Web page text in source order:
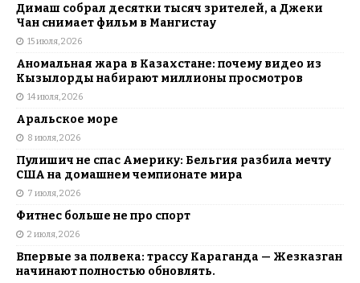
Димаш собрал десятки тысяч зрителей, а Джеки
Чан снимает фильм в Мангистау
15 июля, 2026
Аномальная жара в Казахстане: почему видео из
Кызылорды набирают миллионы просмотров
14 июля, 2026
Аральское море
8 июля, 2026
Пулишич не спас Америку: Бельгия разбила мечту
США на домашнем чемпионате мира
7 июля, 2026
Фитнес больше не про спорт
2 июля, 2026
Впервые за полвека: трассу Караганда — Жезказган
начинают полностью обновлять.